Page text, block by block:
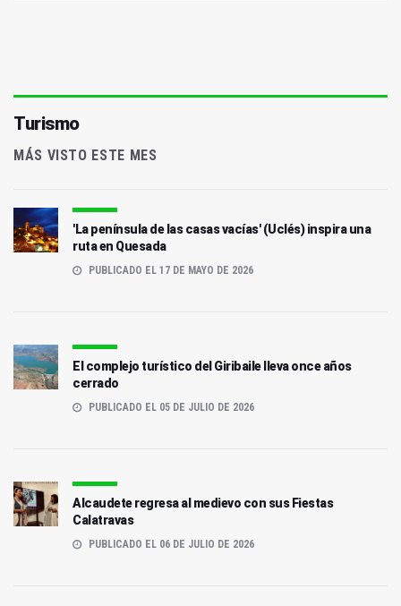
Turismo
MÁS VISTO ESTE MES
'La península de las casas vacías' (Uclés) inspira una
ruta en Quesada
PUBLICADO EL 17 DE MAYO DE 2026
El complejo turístico del Giribaile lleva once años
cerrado
PUBLICADO EL 05 DE JULIO DE 2026
Alcaudete regresa al medievo con sus Fiestas
Calatravas
PUBLICADO EL 06 DE JULIO DE 2026